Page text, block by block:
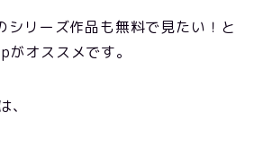
シリーズ作品も無料で見たい！と
オススメです。